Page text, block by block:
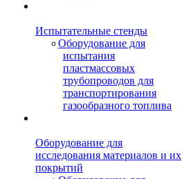
Испытательные стенды
Оборудование для
испытания
пластмассовых
трубопроводов для
транспортирования
газообразного топлива
Оборудование для
исследования материалов и их
покрытий